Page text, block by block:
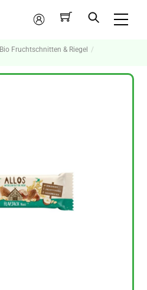
Mein
Konto
Bio Fruchtschnitten & Riegel